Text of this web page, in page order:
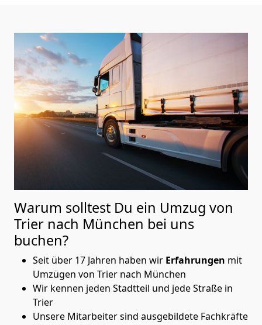
Warum solltest Du ein Umzug von
Trier nach München bei uns
buchen?
Seit über 17 Jahren haben wir Erfahrungen mit
Umzügen von Trier nach München
Wir kennen jeden Stadtteil und jede Straße in
Trier
Unsere Mitarbeiter sind ausgebildete Fachkräfte